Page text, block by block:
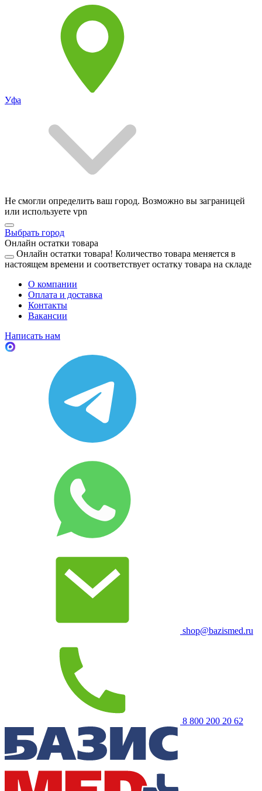
Уфа
Не смогли определить ваш город. Возможно вы заграницей
или используете vpn
Выбрать город
Онлайн остатки товара
Онлайн остатки товара! Количество товара меняется в
настоящем времени и соответствует остатку товара на складе
О компании
Оплата и доставка
Контакты
Вакансии
Написать нам
shop@bazismed.ru
8 800 200 20 62